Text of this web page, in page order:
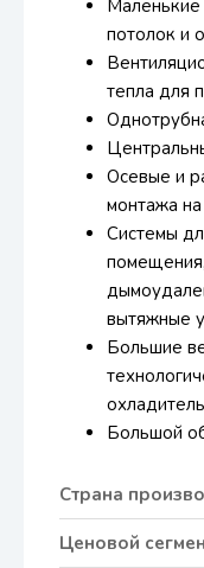
Маленькие
потолок и
тепла для
Осевые и
монтажа
Системы
вытяжные
Большие
Большой
Страна
Ценовой